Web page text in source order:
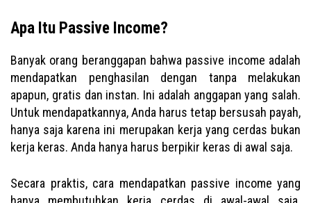
Apa Itu Passive Income?
Banyak orang beranggapan bahwa passive income adalah
mendapatkan penghasilan dengan tanpa melakukan
apapun, gratis dan instan. Ini adalah anggapan yang salah.
Untuk mendapatkannya, Anda harus tetap bersusah payah,
hanya saja karena ini merupakan kerja yang cerdas bukan
kerja keras. Anda hanya harus berpikir keras di awal saja.
Secara praktis, cara mendapatkan passive income yang